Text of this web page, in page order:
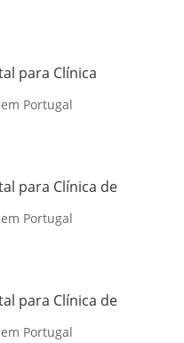
para Clínica
Portugal
para Clínica de
Portugal
para Clínica de
Portugal